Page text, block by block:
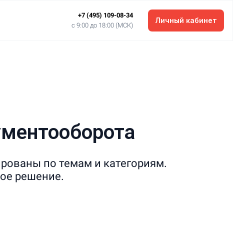
+7 (495) 109-08-34
c 9:00 до 18:00 (МСК)
Личный кабинет
по темам и категориям.
решение.